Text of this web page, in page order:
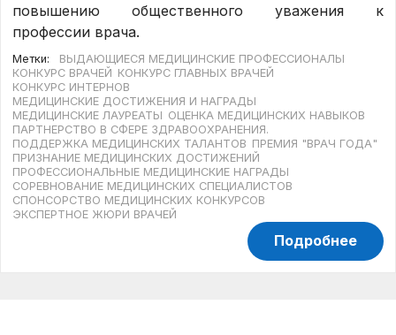
повышению общественного уважения к
профессии врача.
Метки:
ВЫДАЮЩИЕСЯ МЕДИЦИНСКИЕ ПРОФЕССИОНАЛЫ
КОНКУРС ВРАЧЕЙ КОНКУРС ГЛАВНЫХ ВРАЧЕЙ
КОНКУРС ИНТЕРНОВ
МЕДИЦИНСКИЕ ДОСТИЖЕНИЯ И НАГРАДЫ
МЕДИЦИНСКИЕ ЛАУРЕАТЫ ОЦЕНКА МЕДИЦИНСКИХ НАВЫКОВ
ПАРТНЕРСТВО В СФЕРЕ ЗДРАВООХРАНЕНИЯ.
ПОДДЕРЖКА МЕДИЦИНСКИХ ТАЛАНТОВ ПРЕМИЯ "ВРАЧ ГОДА"
ПРИЗНАНИЕ МЕДИЦИНСКИХ ДОСТИЖЕНИЙ
ПРОФЕССИОНАЛЬНЫЕ МЕДИЦИНСКИЕ НАГРАДЫ
СОРЕВНОВАНИЕ МЕДИЦИНСКИХ СПЕЦИАЛИСТОВ
СПОНСОРСТВО МЕДИЦИНСКИХ КОНКУРСОВ
ЭКСПЕРТНОЕ ЖЮРИ ВРАЧЕЙ
Подробнее